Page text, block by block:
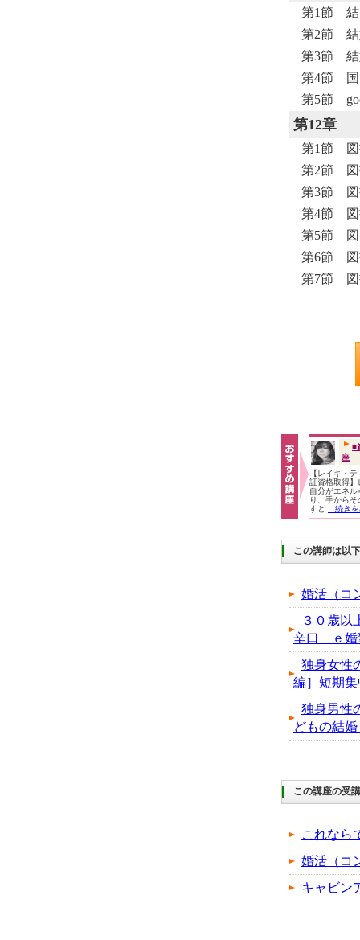
第1節 結
第2節 結
第3節 結
第4節 国
第5節
第12章
第1節 図
第2節 図
第3節 図
第4節 図
第5節 図
第6節 図
第7節 図
■
座
【レイキ・
証資格取得】
自分がエネ
り、手から
すと
...続き
この講師は以
婚活（コ
３０歳
辛口 ｅ婚
独身女性
編］短期
独身男性
どもの結
この講座の受
これなら
婚活（コ
キャビン